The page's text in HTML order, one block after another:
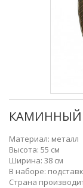
КАМИННЫЙ
Материал: металл
Высота: 55 см
Ширина: 38 см
В наборе:
Страна